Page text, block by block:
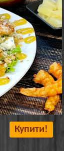
Купити!